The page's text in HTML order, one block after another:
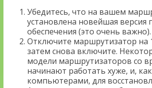
Убедитесь, что на вашем
установлена новейшая версия
обеспечения (это очень важно).
Отключите маршрутизатор на
затем снова включите.
модели маршрутизаторов со
начинают работать хуже, и, как
компьютерами, для